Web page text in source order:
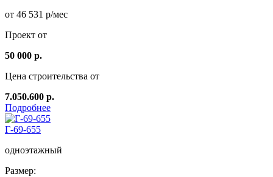
от 46 531 р/мес
Проект от
50 000 р.
Цена строительства от
7.050.600 р.
Подробнее
Г-69-655
одноэтажный
Размер: